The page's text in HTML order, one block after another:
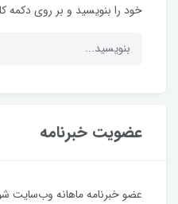
خود را بنویسید و بر روی دکمه
عضویت خبرنامه
عضو خبرنامه ماهانه وب‌سایت